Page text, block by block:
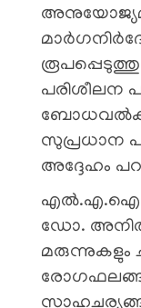
പരിശീലന
സുപ്രധാന
അദ്ദേഹം
എൽ.എ.ഐ
ഡോ. അനില്‍
മരുന്നുകളും